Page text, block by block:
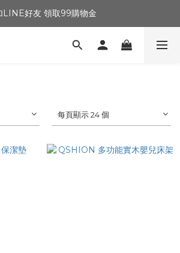
LINE好友 領取99購物金
每頁顯示 24 個